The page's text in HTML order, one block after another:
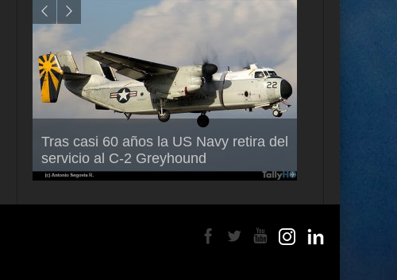
Tras casi 60 años la US Navy retira del
servicio al C-2 Greyhound
Air France-KLM anuncia a Guilhem
Mallet como nuevo Director General
para América Latina